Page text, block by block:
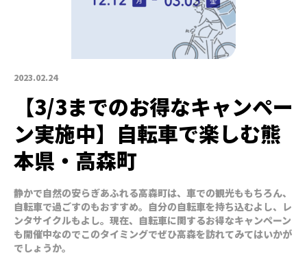
2023.02.24
【3/3までのお得なキャンペー
ン実施中】自転車で楽しむ熊
本県・高森町
静かで自然の安らぎあふれる高森町は、車での観光ももちろん、
自転車で過ごすのもおすすめ。自分の自転車を持ち込むよし、レ
ンタサイクルもよし。現在、自転車に関するお得なキャンペーン
も開催中なのでこのタイミングでぜひ高森を訪れてみてはいかが
でしょうか。